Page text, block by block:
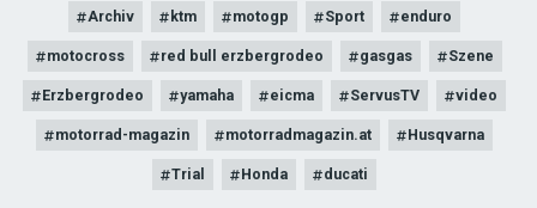
Archiv ktm motogp Sport enduro
motocross red bull erzbergrodeo gasgas Szene
Erzbergrodeo yamaha eicma ServusTV video
motorrad-magazin motorradmagazin.at Husqvarna
Trial Honda ducati